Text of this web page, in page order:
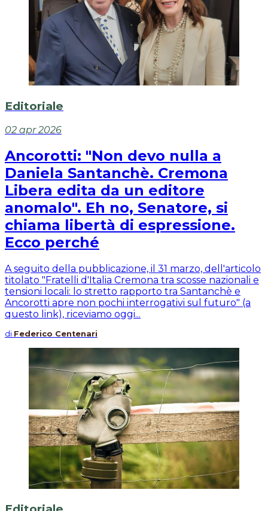
Editoriale
02 apr 2026
Ancorotti: "Non devo nulla a
Daniela Santanchè. Cremona
Libera edita da un editore
anomalo". Eh no, Senatore, si
chiama libertà di espressione.
Ecco perché
A seguito della pubblicazione, il 31 marzo, dell'articolo
titolato "Fratelli d'Italia Cremona tra scosse nazionali e
tensioni locali: lo stretto rapporto tra Santanchè e
Ancorotti apre non pochi interrogativi sul futuro" (a
questo link), riceviamo oggi...
di Federico Centenari